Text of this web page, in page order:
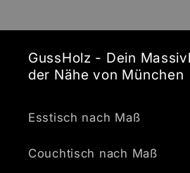
GussHolz - Dein
der Nähe von München
Esstisch nach Maß
Couchtisch nach Maß